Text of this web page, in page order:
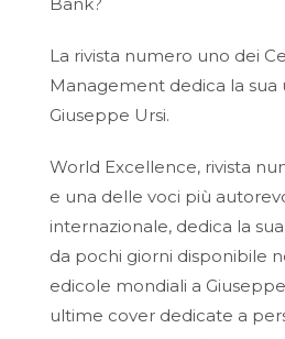
Bank?
La rivista numero uno dei
Management dedica la sua
Giuseppe Ursi.
World Excellence, rivista
e una delle voci più
internazionale, dedica la
da pochi giorni disponibile
edicole mondiali a
ultime cover dedicate a